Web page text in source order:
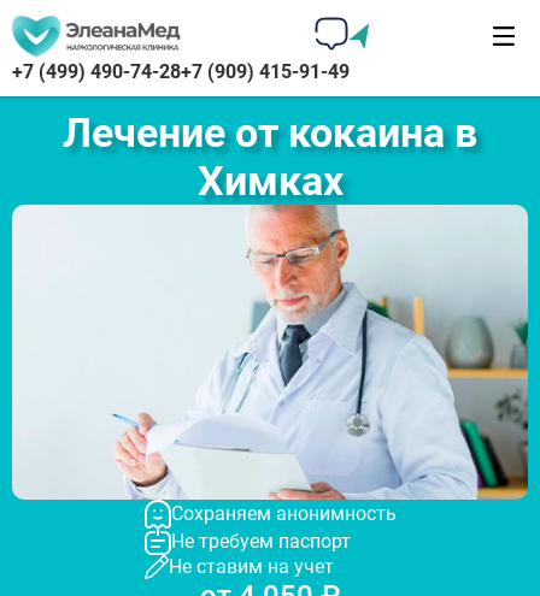
+7 (499) 490-74-28+7 (909) 415-91-49
Лечение от кокаина в
Химках
Сохраняем анонимность
Не требуем паспорт
Не ставим на учет